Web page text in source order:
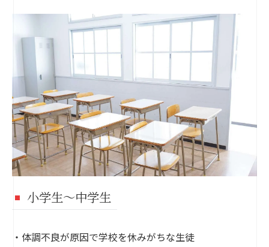
小学生～中学生
・体調不良が原因で学校を休みがちな生徒